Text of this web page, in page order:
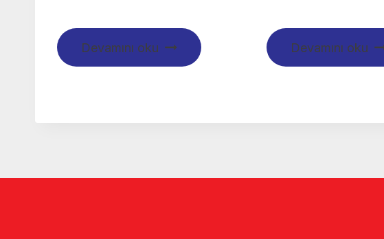
Devamını oku Devamını oku